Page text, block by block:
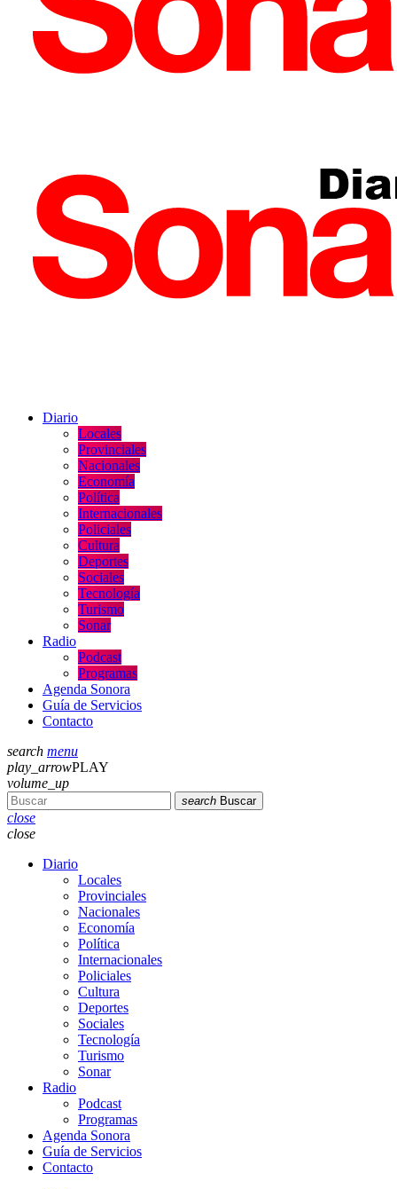
Diario
Locales
Provinciales
Nacionales
Economía
Política
Internacionales
Policiales
Cultura
Deportes
Sociales
Tecnología
Turismo
Sonar
Radio
Podcast
Programas
Agenda Sonora
Guía de Servicios
Contacto
search menu
play_arrowPLAY
volume_up
search Buscar
close
close
Diario
Locales
Provinciales
Nacionales
Economía
Política
Internacionales
Policiales
Cultura
Deportes
Sociales
Tecnología
Turismo
Sonar
Radio
Podcast
Programas
Agenda Sonora
Guía de Servicios
Contacto